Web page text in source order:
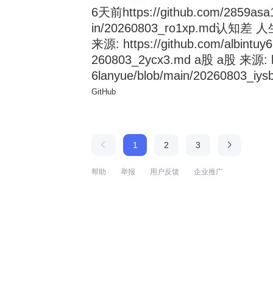
6天前https://github.com/
in/20260803_ro1xp.md认知差
来源: https://github.com/
260803_2ycx3.md a股 a股 来源
6lanyue/blob/main/
GitHub
1 2 3
帮助 举报 用户反馈 企业推广